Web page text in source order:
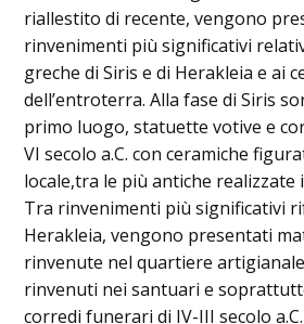
riallestito di recente, vengono
rinvenimenti più significativi
greche di Siris e di Herakleia e ai
dell’entroterra. Alla fase di Siris
primo luogo, statuette votive e
VI secolo a.C. con ceramiche
locale,tra le più antiche realizzate
Tra rinvenimenti più significativi
Herakleia, vengono presentati
rinvenute nel quartiere
rinvenuti nei santuari e
corredi funerari di IV-III secolo